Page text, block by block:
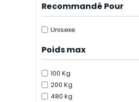
Recommandé Pour
Unisexe
Poids max
100 Kg
200 Kg
480 kg